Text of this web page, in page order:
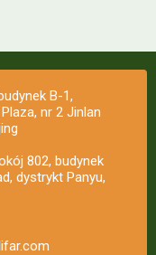
B-1,
nr 2 Jinlan
802, budynek
dystrykt Panyu,